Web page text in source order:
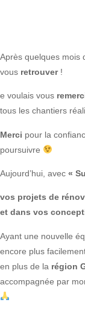
Après quelques mois
vous retrouver!
e voulais vous
tous les chantiers
Merci pour la
poursuivre
Aujourd’hui, avec «
vos projets de
et dans vos
Ayant une nouvelle
encore plus
en plus de la région
accompagnée par